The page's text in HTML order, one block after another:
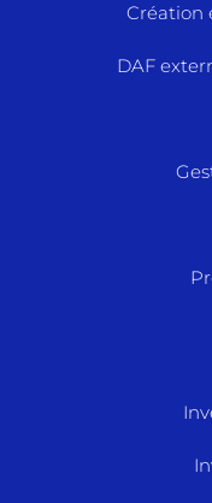
Création
DAF